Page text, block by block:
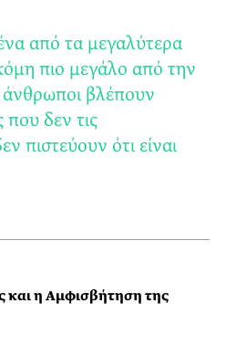
από τα μεγαλύτερα
πιο μεγάλο από την
βλέπουν
που δεν τις
πιστεύουν ότι είναι
και η Αμφισβήτηση της